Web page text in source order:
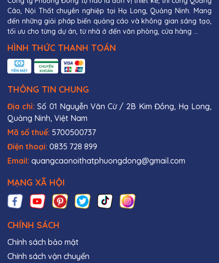
Cáo, Nội Thất chuyên nghiệp tại Hạ Long, Quảng Ninh. Mang
đến những giải pháp biển quảng cáo và không gian sáng tạo,
tối ưu cho từng dự án, từ nhà ở đến văn phòng, cửa hàng ...
HÌNH THỨC THANH TOÁN
THÔNG TIN CHUNG
Địa chỉ:Số 01 Nguyễn Văn Cừ / 2B Kim Đồng, Hạ Long,
Quảng Ninh, Việt Nam
Mã số thuế: 5700500737
Điện thoại: 0835 728 899
Email: quangcaonoithatphuongdong@gmail.com
MẠNG XÃ HỘI
CHÍNH SÁCH
Chính sách bảo mật
Chính sách vận chuyển